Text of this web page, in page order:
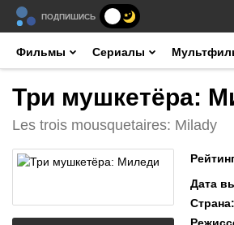
ПОДПИШИСЬ
Фильмы Сериалы
Три мушкетёра:
Les trois mousquetaires: Milady
Дата
Страна: